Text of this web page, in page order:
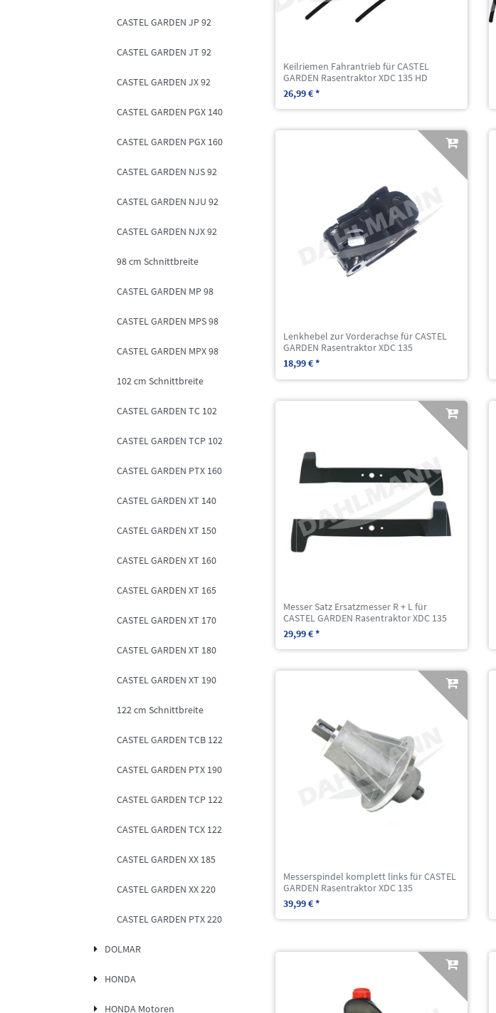
CASTEL GARDEN JP 92
CASTEL GARDEN JT 92
CASTEL GARDEN JX 92
CASTEL GARDEN PGX 140
CASTEL GARDEN PGX 160
CASTEL GARDEN NJS 92
CASTEL GARDEN NJU 92
CASTEL GARDEN NJX 92
98 cm Schnittbreite
CASTEL GARDEN MP 98
CASTEL GARDEN MPS 98
CASTEL GARDEN MPX 98
102 cm Schnittbreite
CASTEL GARDEN TC 102
CASTEL GARDEN TCP 102
CASTEL GARDEN PTX 160
CASTEL GARDEN XT 140
CASTEL GARDEN XT 150
CASTEL GARDEN XT 160
CASTEL GARDEN XT 165
CASTEL GARDEN XT 170
CASTEL GARDEN XT 180
CASTEL GARDEN XT 190
122 cm Schnittbreite
CASTEL GARDEN TCB 122
CASTEL GARDEN PTX 190
CASTEL GARDEN TCP 122
CASTEL GARDEN TCX 122
CASTEL GARDEN XX 185
CASTEL GARDEN XX 220
CASTEL GARDEN PTX 220
DOLMAR
HONDA
HONDA Motoren
Keilriemen Fahrantrieb für CASTEL
GARDEN Rasentraktor XDC 135 HD
26,99 € *
Lenkhebel zur Vorderachse für CASTEL
GARDEN Rasentraktor XDC 135
18,99 € *
Messer Satz Ersatzmesser R + L für
CASTEL GARDEN Rasentraktor XDC 135
29,99 € *
Messerspindel komplett links für CASTEL
GARDEN Rasentraktor XDC 135
39,99 € *